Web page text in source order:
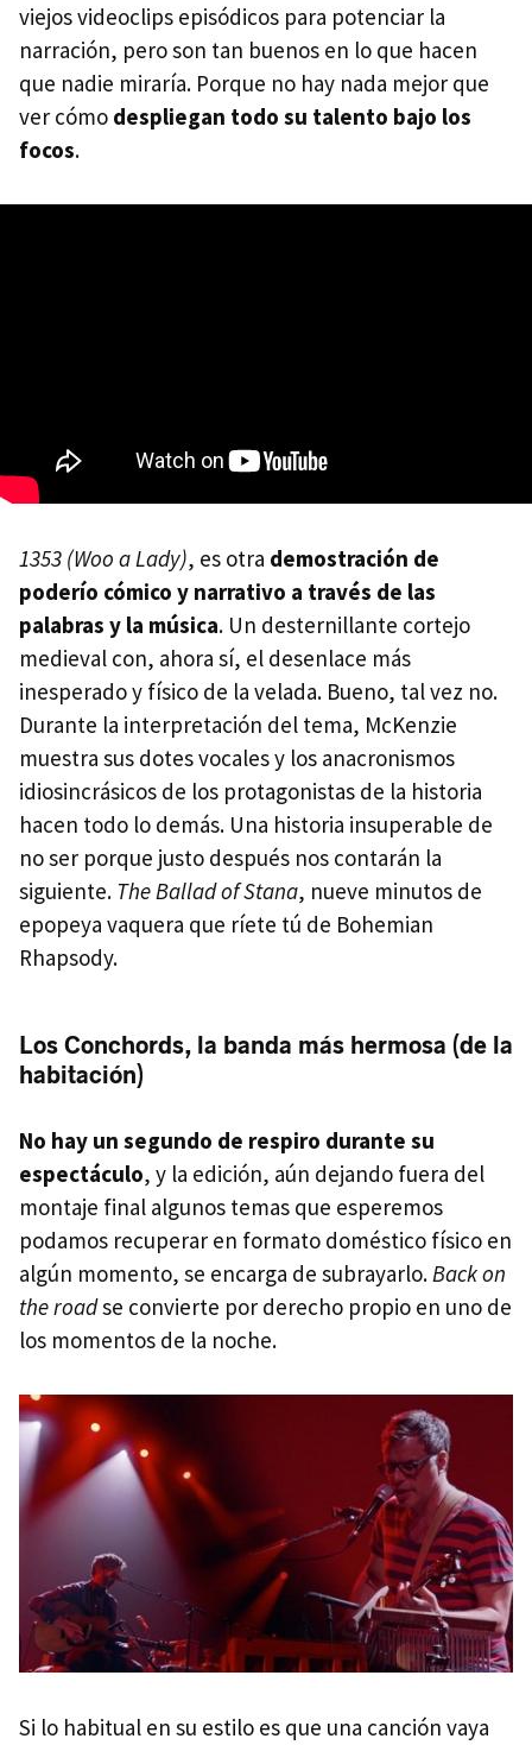
viejos videoclips episódicos para potenciar la
narración, pero son tan buenos en lo que hacen
que nadie miraría. Porque no hay nada mejor que
ver cómo despliegan todo su talento bajo los
focos.
1353 (Woo a Lady), es otra demostración de
poderío cómico y narrativo a través de las
palabras y la música. Un desternillante cortejo
medieval con, ahora sí, el desenlace más
inesperado y físico de la velada. Bueno, tal vez no.
Durante la interpretación del tema, McKenzie
muestra sus dotes vocales y los anacronismos
idiosincrásicos de los protagonistas de la historia
hacen todo lo demás. Una historia insuperable de
no ser porque justo después nos contarán la
siguiente. The Ballad of Stana, nueve minutos de
epopeya vaquera que ríete tú de Bohemian
Rhapsody.
Los Conchords, la banda más hermosa (de la
habitación)
No hay un segundo de respiro durante su
espectáculo, y la edición, aún dejando fuera del
montaje final algunos temas que esperemos
podamos recuperar en formato doméstico físico en
algún momento, se encarga de subrayarlo.Back on
the roadse convierte por derecho propio en uno de
los momentos de la noche.
Si lo habitual en su estilo es que una canción vaya